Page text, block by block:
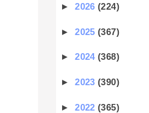
►2026(224)
►2025(367)
►2024(368)
►2023(390)
►2022(365)